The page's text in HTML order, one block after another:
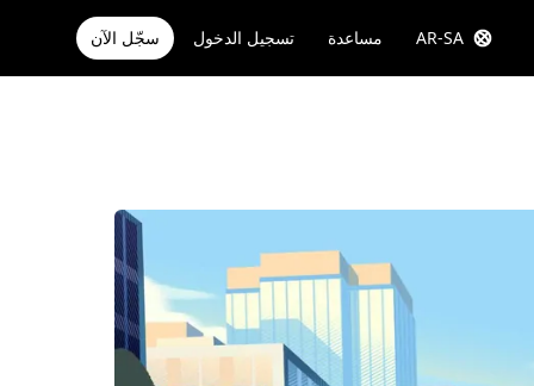
AR-SA مساعدة تسجيل الدخول سجّل الآن